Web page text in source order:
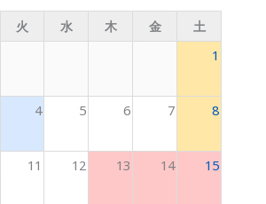
火 水 木 金 土
1
4 5 6 7 8
11 12 13 14 15